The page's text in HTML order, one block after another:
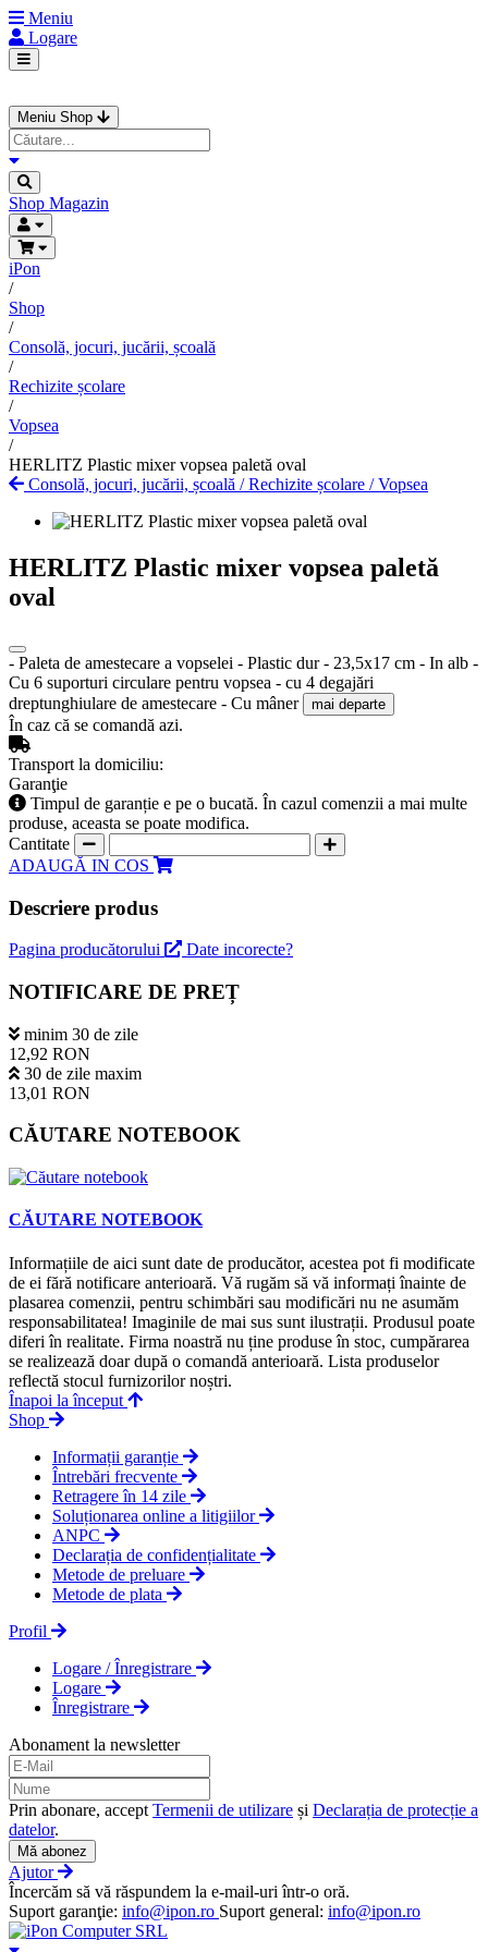
Meniu
Logare
Meniu Shop
Shop Magazin
iPon
/
Shop
/
Consolă, jocuri, jucării, școală
/
Rechizite școlare
/
Vopsea
/
HERLITZ Plastic mixer vopsea paletă oval
Consolă, jocuri, jucării, școală /Rechizite școlare /Vopsea
HERLITZ Plastic mixer vopsea paletă
oval
- Paleta de amestecare a vopselei - Plastic dur - 23,5x17 cm - In alb -
Cu 6 suporturi circulare pentru vopsea - cu 4 degajări
dreptunghiulare de amestecare - Cu mâner
mai departe
În caz că se comandă azi.
Transport la domiciliu:
Garanţie
Timpul de garanție e pe o bucată. În cazul comenzii a mai multe
produse, aceasta se poate modifica.
Cantitate
ADAUGĂ IN COS
Descriere produs
Pagina producătorului Date incorecte?
NOTIFICARE DE PREȚ
minim 30 de zile
12,92 RON
30 de zile maxim
13,01 RON
CĂUTARE NOTEBOOK
CĂUTARE NOTEBOOK
Informațiile de aici sunt date de producător, acestea pot fi modificate
de ei fără notificare anterioară. Vă rugăm să vă informați înainte de
plasarea comenzii, pentru schimbări sau modificări nu ne asumăm
responsabilitatea! Imaginile de mai sus sunt ilustrații. Produsul poate
diferi în realitate. Firma noastră nu ține produse în stoc, cumpărarea
se realizează doar după o comandă anterioară. Lista produselor
reflectă stocul furnizorilor noștri.
Înapoi la început
Shop
Informații garanție
Întrebări frecvente
Retragere în 14 zile
Soluționarea online a litigiilor
ANPC
Declarația de confidențialitate
Metode de preluare
Metode de plata
Profil
Logare / Înregistrare
Logare
Înregistrare
Abonament la newsletter
Prin abonare, accept Termenii de utilizare și Declarația de protecție a
datelor.
Mă abonez
Ajutor
Încercăm să vă răspundem la e-mail-uri într-o oră.
Suport garanţie: info@ipon.ro Suport general: info@ipon.ro